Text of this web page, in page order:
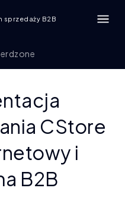
sprzedaży B2B
CStore
i
B2B